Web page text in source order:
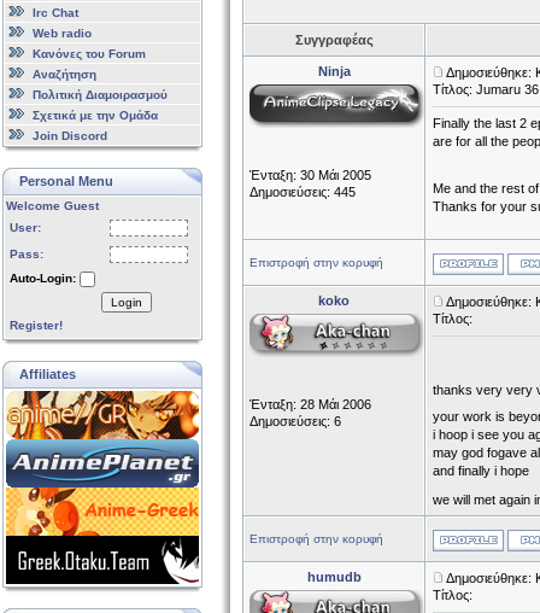
Irc Chat
Web radio
Κανόνες του Forum
Αναζήτηση
Πολιτική Διαμοιρασμού
Σχετικά με την Ομάδα
Join Discord
Personal Menu
Welcome Guest
User:
Pass:
Auto-Login:
Login
Register!
Affiliates
Συγγραφέας
Ninja
Ένταξη: 30 Μάι 2005
Δημοσιεύσεις: 445
Δημοσιεύθηκε:
Τίτλος: Jumaru
Finally the last 2
are for all the
Me and the rest
Thanks for your
Επιστροφή στην κορυφή
koko
Ένταξη: 28 Μάι 2006
Δημοσιεύσεις: 6
Δημοσιεύθηκε:
Τίτλος:
thanks very very
your work is
i hoop i see you
may god fogave
and finally i hope
we will met again
Επιστροφή στην κορυφή
humudb
Δημοσιεύθηκε:
Τίτλος: